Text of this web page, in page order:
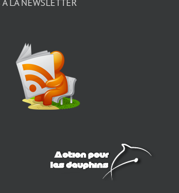
LA NEWSLETTER